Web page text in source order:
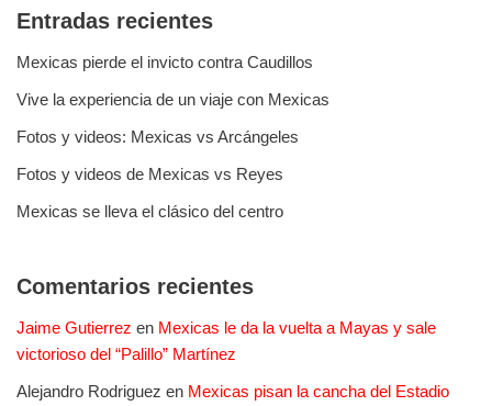
Entradas recientes
Mexicas pierde el invicto contra Caudillos
Vive la experiencia de un viaje con Mexicas
Fotos y videos: Mexicas vs Arcángeles
Fotos y videos de Mexicas vs Reyes
Mexicas se lleva el clásico del centro
Comentarios recientes
Jaime Gutierrez en Mexicas le da la vuelta a Mayas y sale
victorioso del “Palillo” Martínez
Alejandro Rodriguez en Mexicas pisan la cancha del Estadio